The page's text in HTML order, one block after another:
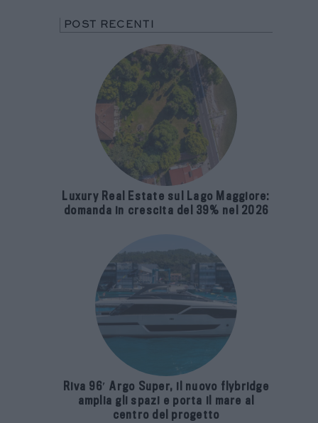
POST RECENTI
Luxury Real Estate sul Lago Maggiore:
domanda in crescita del 39% nel 2026
Riva 96′ Argo Super, il nuovo flybridge
amplia gli spazi e porta il mare al
centro del progetto